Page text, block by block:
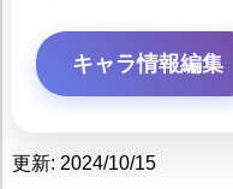
キャラ情報編集
更新: 2024/10/15